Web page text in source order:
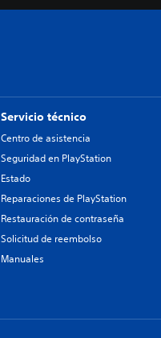
Servicio técnico
Centro de asistencia
Seguridad en PlayStation
Estado
Reparaciones de PlayStation
Restauración de contraseña
Solicitud de reembolso
Manuales